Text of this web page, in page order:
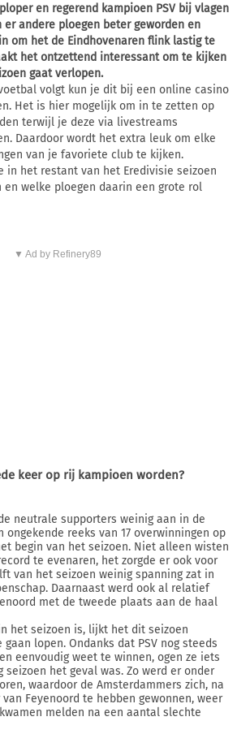
en regerend kampioen PSV bij vlagen
andere ploegen beter geworden en
om het de Eindhovenaren flink lastig te
het ontzettend interessant om te kijken
gaat verlopen.
volgt kun je dit bij een online casino
Het is hier mogelijk om in te zetten op
terwijl je deze via livestreams
Daardoor wordt het extra leuk om elke
van je favoriete club te kijken.
in het restant van het Eredivisie seizoen
en welke ploegen daarin een grote rol
▼ Ad by Refinery89
keer op rij kampioen worden?
neutrale supporters weinig aan in de
ongekende reeks van 17 overwinningen op
begin van het seizoen. Niet alleen wisten
te evenaren, het zorgde er ook voor
van het seizoen weinig spanning zat in
Daarnaast werd ook al relatief
met de tweede plaats aan de haal
het seizoen is, lijkt het dit seizoen
lopen. Ondanks dat PSV nog steeds
eenvoudig weet te winnen, ogen ze iets
seizoen het geval was. Zo werd er onder
waardoor de Amsterdammers zich, na
Feyenoord te hebben gewonnen, weer
melden na een aantal slechte